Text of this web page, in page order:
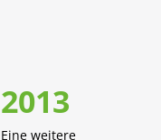
2013
Eine weitere